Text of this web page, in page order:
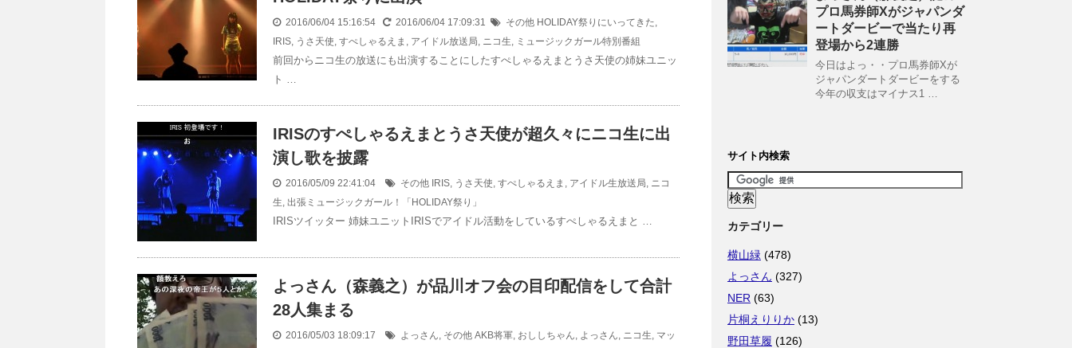
2016/06/04 15:16:54 2016/06/04 17:09:31 その他 HOLIDAY祭りにいってきた,
IRIS, うさ天使, すぺしゃるえま , アイドル放送局, ニコ生, ミュージックガール特別番組
前回からニコ生の放送にも出演することにしたすぺしゃるえまとうさ天使の姉妹ユニッ
ト …
IRISのすぺしゃるえまとうさ天使が超久々にニコ生に出
演し歌を披露
2016/05/09 22:41:04 その他 IRIS, うさ天使, すぺしゃるえま , アイドル生放送局, ニコ
生, 出張ミュージックガール！「HOLIDAY祭り」
IRISツイッター 姉妹ユニットIRISでアイドル活動をしているすぺしゃるえまと …
よっさん（森義之）が品川オフ会の目印配信をして合計
28人集まる
2016/05/03 18:09:17 よっさん, その他 AKB将軍, おししちゃん, よっさん, ニコ生, マッ
プロ馬券師Xがジャパンダ
ートダービーで当たり再
登場から2連勝
今日はよっ・・プロ馬券師Xが
ジャパンダートダービーをする
今年の収支はマイナス1 …
サイト内検索
カテゴリー
横山緑 (478)
よっさん (327)
NER (63)
片桐えりりか (13)
野田草履 (126)